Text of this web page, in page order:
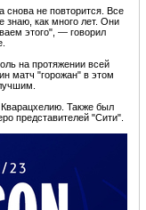
снова не повторится. Все
знаю, как много лет. Они
этого", — говорил
на протяжении всей
матч "горожан" в этом
Также был
представителей "Сити".